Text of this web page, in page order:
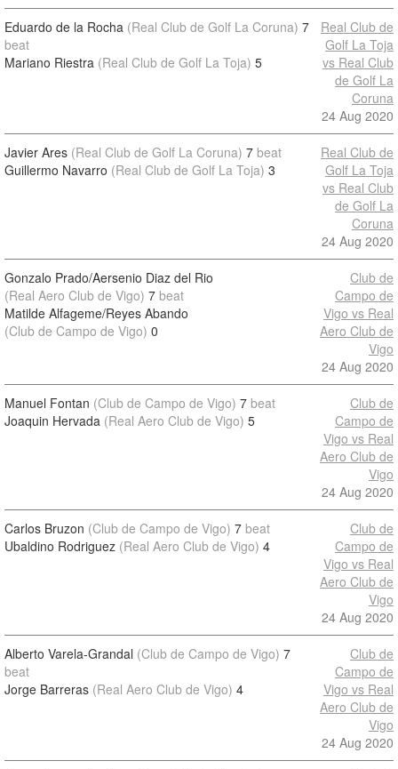
Eduardo de la Rocha (Real Club de Golf La Coruna) 7
beat
Mariano Riestra (Real Club de Golf La Toja) 5
Real Club de
Golf La Toja
vs Real Club
de Golf La
Coruna
24 Aug 2020
Javier Ares (Real Club de Golf La Coruna) 7 beat
Guillermo Navarro (Real Club de Golf La Toja) 3
Real Club de
Golf La Toja
vs Real Club
de Golf La
Coruna
24 Aug 2020
Gonzalo Prado/Aersenio Diaz del Rio
(Real Aero Club de Vigo) 7 beat
Matilde Alfageme/Reyes Abando
(Club de Campo de Vigo) 0
Club de
Campo de
Vigo vs Real
Aero Club de
Vigo
24 Aug 2020
Manuel Fontan (Club de Campo de Vigo) 7 beat
Joaquin Hervada (Real Aero Club de Vigo) 5
Club de
Campo de
Vigo vs Real
Aero Club de
Vigo
24 Aug 2020
Carlos Bruzon (Club de Campo de Vigo) 7 beat
Ubaldino Rodriguez (Real Aero Club de Vigo) 4
Club de
Campo de
Vigo vs Real
Aero Club de
Vigo
24 Aug 2020
Alberto Varela-Grandal (Club de Campo de Vigo) 7
beat
Jorge Barreras (Real Aero Club de Vigo) 4
Club de
Campo de
Vigo vs Real
Aero Club de
Vigo
24 Aug 2020